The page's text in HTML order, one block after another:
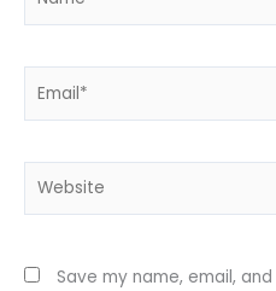
Save my name, email,